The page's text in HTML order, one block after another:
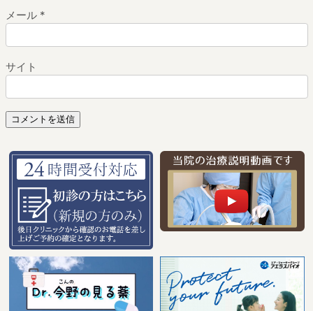
メール *
サイト